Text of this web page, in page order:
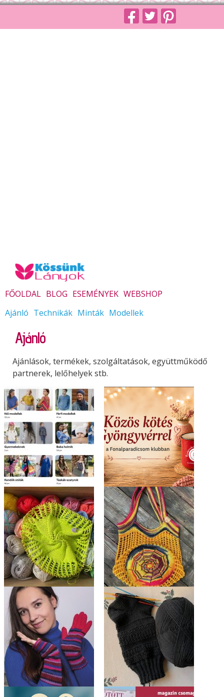
FŐOLDAL BLOG ESEMÉNYEK WEBSHOP
Ajánló Technikák Minták Modellek
Ajánló
Ajánlások, termékek, szolgáltatások, együttműködő
partnerek, lelőhelyek stb.